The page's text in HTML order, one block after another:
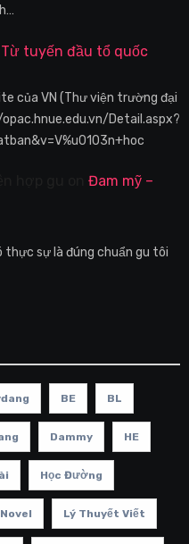
Từ tuyến đầu tổ quốc
của VN (Thư viện trường đại
Detail.aspx?
Đam mỹ –
thực sự là đúng chuẩn gu tôi
BE BL
Dammy HE
Học Đường
Lý Thuyết Viết